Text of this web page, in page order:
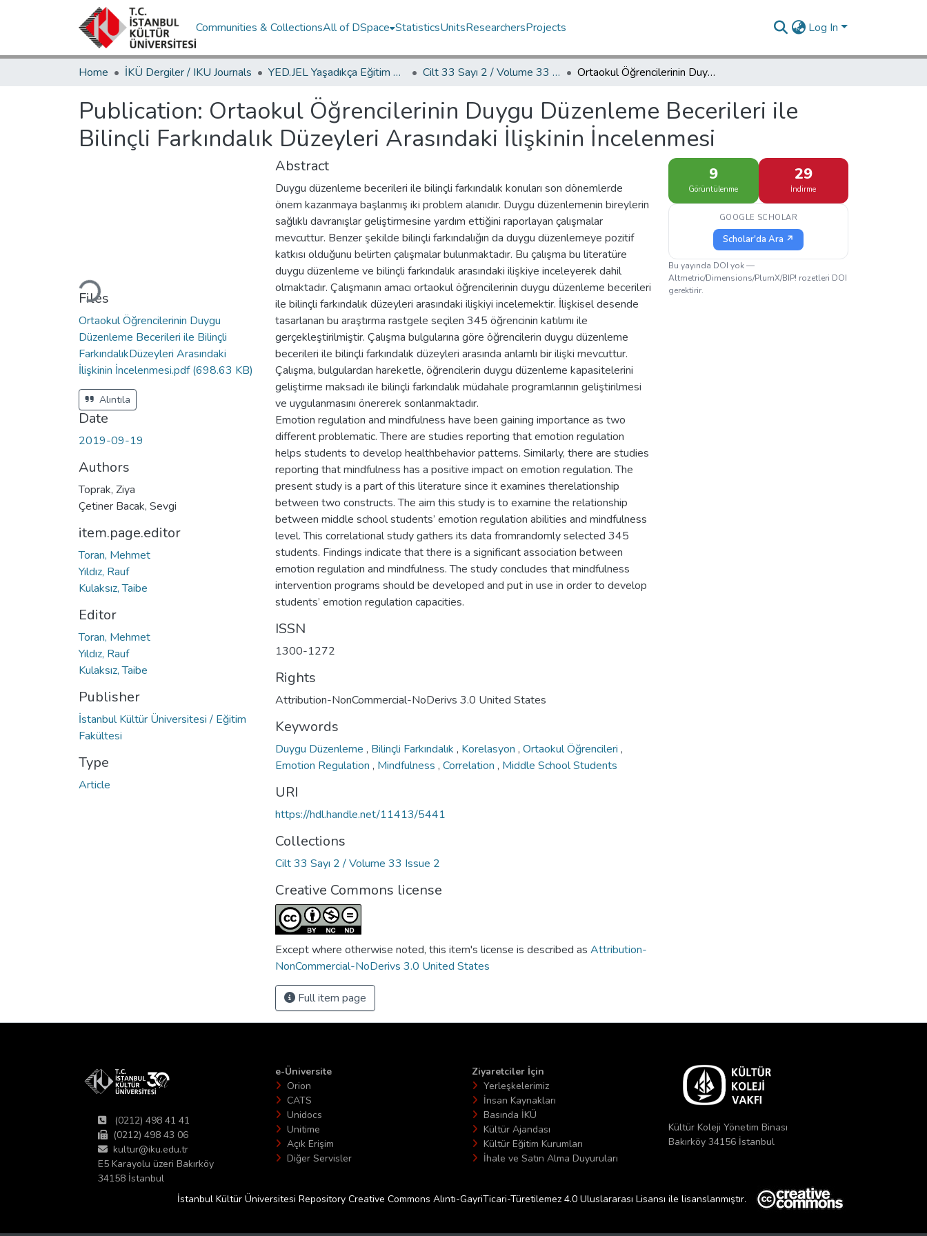
Communities & CollectionsAll of DSpace StatisticsUnitsResearchersProjects Log In
Home İKÜ Dergiler / IKU Journals YED.JEL Yaşadıkça Eğitim Dergisi / Journal of Education For Life Cilt 33 Sayı 2 / Volume 33 Issue 2 Ortaokul Öğrencilerinin Duygu Düzenleme Becerileri ile Bilinçli Farkındalık Düzeyleri Arasındaki İlişkinin İncelenmesi
Publication: Ortaokul Öğrencilerinin Duygu Düzenleme Becerileri ile
Bilinçli Farkındalık Düzeyleri Arasındaki İlişkinin İncelenmesi
Loading...
Files
Ortaokul Öğrencilerinin Duygu
Düzenleme Becerileri ile Bilinçli
FarkındalıkDüzeyleri Arasındaki
İlişkinin İncelenmesi.pdf(698.63 KB)
Alıntıla
Date
2019-09-19
Authors
Toprak, Ziya
Çetiner Bacak, Sevgi
item.page.editor
Toran, Mehmet
Yıldız, Rauf
Kulaksız, Taibe
Editor
Toran, Mehmet
Yıldız, Rauf
Kulaksız, Taibe
Publisher
İstanbul Kültür Üniversitesi / Eğitim
Fakültesi
Type
Article
Abstract
Duygu düzenleme becerileri ile bilinçli farkındalık konuları son dönemlerde
önem kazanmaya başlanmış iki problem alanıdır. Duygu düzenlemenin bireylerin
sağlıklı davranışlar geliştirmesine yardım ettiğini raporlayan çalışmalar
mevcuttur. Benzer şekilde bilinçli farkındalığın da duygu düzenlemeye pozitif
katkısı olduğunu belirten çalışmalar bulunmaktadır. Bu çalışma bu literatüre
duygu düzenleme ve bilinçli farkındalık arasındaki ilişkiye inceleyerek dahil
olmaktadır. Çalışmanın amacı ortaokul öğrencilerinin duygu düzenleme becerileri
ile bilinçli farkındalık düzeyleri arasındaki ilişkiyi incelemektir. İlişkisel desende
tasarlanan bu araştırma rastgele seçilen 345 öğrencinin katılımı ile
gerçekleştirilmiştir. Çalışma bulgularına göre öğrencilerin duygu düzenleme
becerileri ile bilinçli farkındalık düzeyleri arasında anlamlı bir ilişki mevcuttur.
Çalışma, bulgulardan hareketle, öğrencilerin duygu düzenleme kapasitelerini
geliştirme maksadı ile bilinçli farkındalık müdahale programlarının geliştirilmesi
ve uygulanmasını önererek sonlanmaktadır.
Emotion regulation and mindfulness have been gaining importance as two
different problematic. There are studies reporting that emotion regulation
helps students to develop healthbehavior patterns. Similarly, there are studies
reporting that mindfulness has a positive impact on emotion regulation. The
present study is a part of this literature since it examines therelationship
between two constructs. The aim this study is to examine the relationship
between middle school students’ emotion regulation abilities and mindfulness
level. This correlational study gathers its data fromrandomly selected 345
students. Findings indicate that there is a significant association between
emotion regulation and mindfulness. The study concludes that mindfulness
intervention programs should be developed and put in use in order to develop
students’ emotion regulation capacities.
ISSN
1300-1272
Rights
Attribution-NonCommercial-NoDerivs 3.0 United States
Keywords
Duygu Düzenleme , Bilinçli Farkındalık , Korelasyon , Ortaokul Öğrencileri ,
Emotion Regulation , Mindfulness , Correlation , Middle School Students
URI
https://hdl.handle.net/11413/5441
Collections
Cilt 33 Sayı 2 / Volume 33 Issue 2
Creative Commons license
Except where otherwise noted, this item's license is described as Attribution-
NonCommercial-NoDerivs 3.0 United States
Full item page
9
Görüntülenme
29
İndirme
GOOGLE SCHOLAR
Scholar'da Ara ↗
Bu yayında DOI yok —
Altmetric/Dimensions/PlumX/BIP! rozetleri DOI
gerektirir.
(0212) 498 41 41
(0212) 498 43 06
kultur@iku.edu.tr
E5 Karayolu üzeri Bakırköy
34158 İstanbul
e-Üniversite
Orion
CATS
Unidocs
Unitime
Açık Erişim
Diğer Servisler
Ziyaretciler İçin
Yerleşkelerimiz
İnsan Kaynakları
Basında İKÜ
Kültür Ajandası
Kültür Eğitim Kurumları
İhale ve Satın Alma Duyuruları
Kültür Koleji Yönetim Binası
Bakırköy 34156 İstanbul
İstanbul Kültür Üniversitesi Repository Creative Commons Alıntı-GayriTicari-Türetilemez 4.0 Uluslararası Lisansı ile lisanslanmıştır.